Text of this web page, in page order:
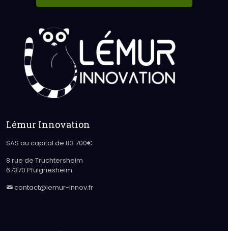
Lémur Innovation
SAS au capital de 83 700€
8 rue de Truchtersheim
67370 Pfulgriesheim
contact@lemur-innov.fr